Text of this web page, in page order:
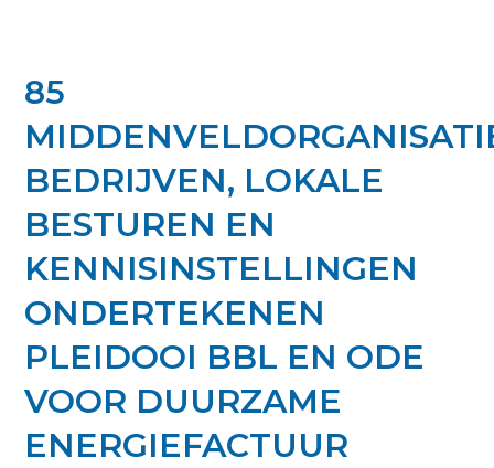
85
BEDRIJVEN, LOKALE
BESTUREN EN
KENNISINSTELLINGEN
ONDERTEKENEN
PLEIDOOI BBL EN ODE
VOOR DUURZAME
ENERGIEFACTUUR